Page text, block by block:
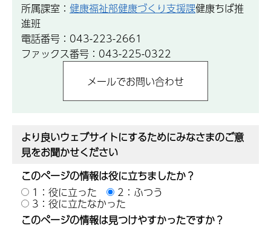
所属課室： 健康福祉部健康づくり支援課健康ちば推
進班
電話番号：043-223-2661
ファックス番号：043-225-0322
より良いウェブサイトにするためにみなさまのご意
見をお聞かせください
このページの情報は役に立ちましたか？
1：役に立った
2：ふつう
3：役に立たなかった
このページの情報は見つけやすかったですか？